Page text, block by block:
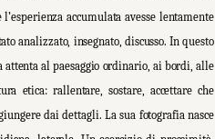
accumulata avesse lentamente
analizzato, insegnato, discusso. In questo
attenta al paesaggio ordinario, ai bordi, alle
etica: rallentare, sostare, accettare che
dai dettagli. La sua fotografia nasce